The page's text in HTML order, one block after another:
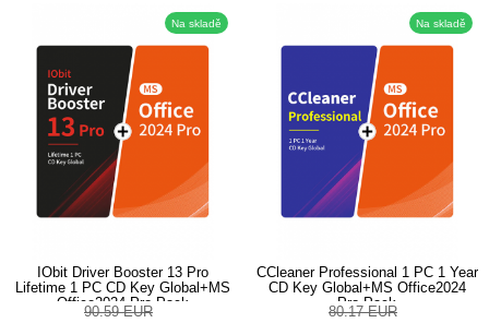
Na skladě
IObit Driver Booster 13 Pro
Lifetime 1 PC CD Key Global+MS
Office2024 Pro Pack
90.59 EUR
Na skladě
CCleaner Professional 1 PC 1 Year
CD Key Global+MS Office2024
Pro Pack
80.17 EUR